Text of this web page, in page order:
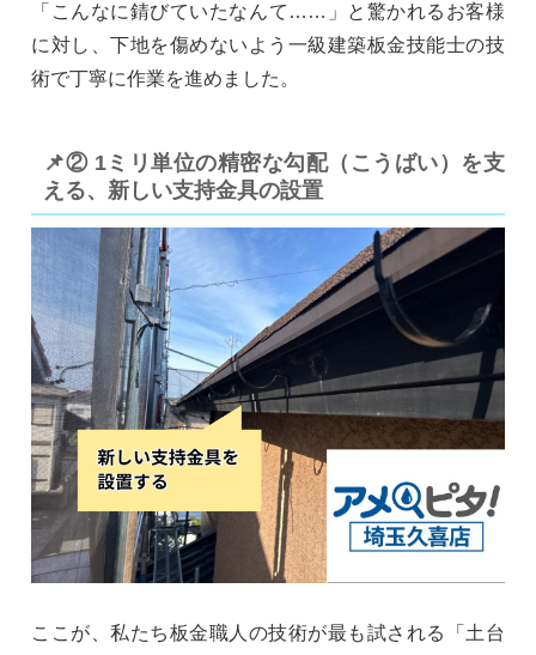
「こんなに錆びていたなんて……」と驚かれるお客様
に対し、下地を傷めないよう一級建築板金技能士の技
術で丁寧に作業を進めました。
📌② 1ミリ単位の精密な勾配（こうばい）を支
える、新しい支持金具の設置
ここが、私たち板金職人の技術が最も試される「土台